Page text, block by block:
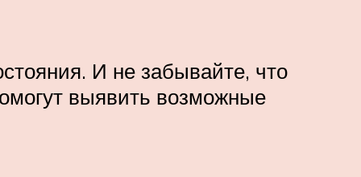
И не забывайте, что
выявить возможные